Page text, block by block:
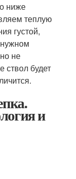
ниже
теплую
густой,
не
ствол будет
и